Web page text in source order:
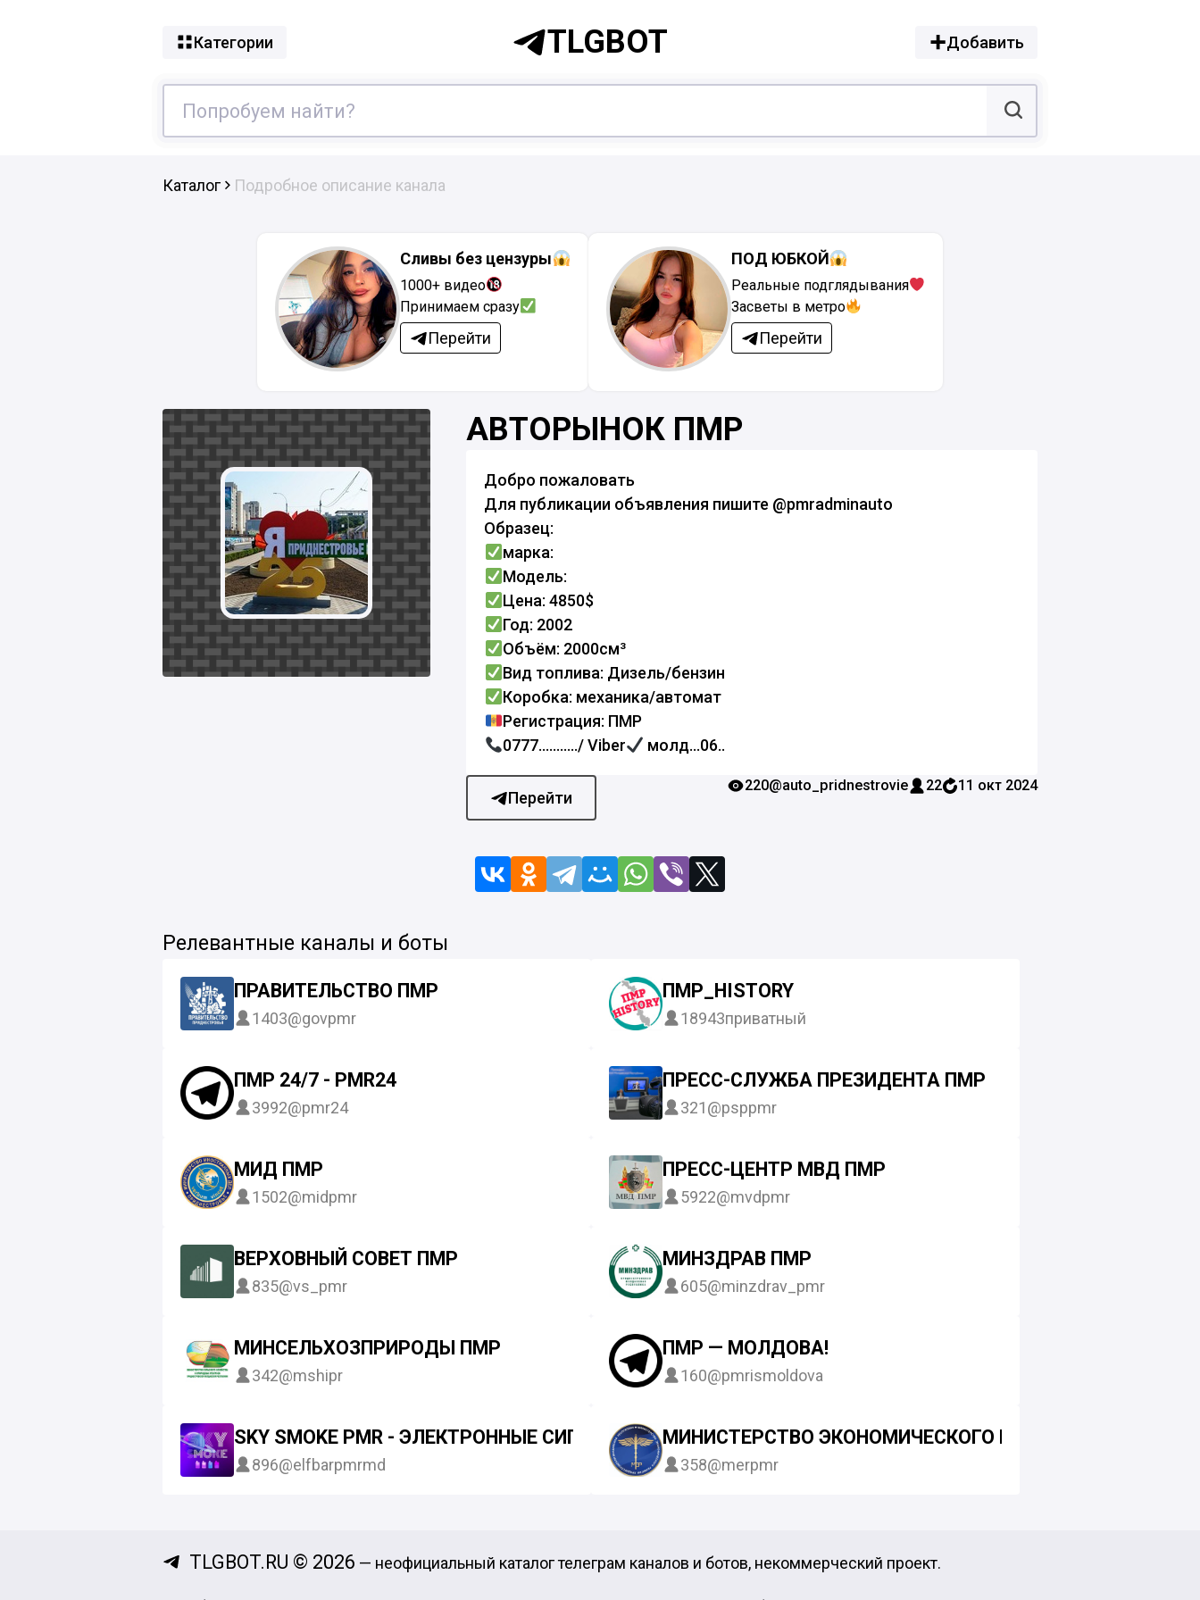
Категории TLGBOT Добавить
Каталог Подробное описание канала
Сливы без цензуры
1000+ видео
Принимаем сразу
Перейти
ПОД ЮБКОЙ
Реальные подглядывания
Засветы в метро
Перейти
АВТОРЫНОК ПМР
Добро пожаловать
Для публикации объявления пишите @pmradminauto
Образец:
марка:
Модель:
Цена: 4850$
Год: 2002
Объём: 2000см³
Вид топлива: Дизель/бензин
Коробка: механика/автомат
Регистрация: ПМР
0777.........../ Viber
молд...06..
Перейти
220@auto_pridnestrovie 22 11 окт 2024
Релевантные каналы и боты
ПРАВИТЕЛЬСТВО ПМР
1403@govpmr
ПМР_HISTORY
18943приватный
ПМР 24/7 - PMR24
3992@pmr24
ПРЕСС-СЛУЖБА ПРЕЗИДЕНТА ПМР
321@psppmr
МИД ПМР
1502@midpmr
ПРЕСС-ЦЕНТР МВД ПМР
5922@mvdpmr
ВЕРХОВНЫЙ СОВЕТ ПМР
835@vs_pmr
МИНЗДРАВ ПМР
605@minzdrav_pmr
МИНСЕЛЬХОЗПРИРОДЫ ПМР
342@mshipr
ПМР — МОЛДОВА!
160@pmrismoldova
SKY SMOKE PMR - ЭЛЕКТРОННЫЕ СИГАРЕТЫ ПМР
896@elfbarpmrmd
МИНИСТЕРСТВО ЭКОНОМИЧЕСКОГО РАЗВИТИЯ ПМР
358@merpmr
TLGBOT.RU © 2026 — неофициальный каталог телеграм каналов и ботов, некоммерческий проект.